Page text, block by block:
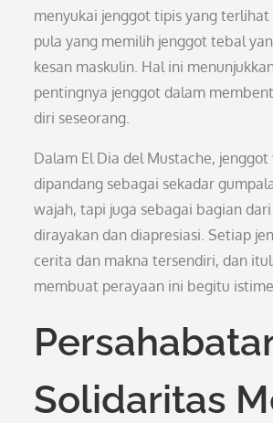
menyukai jenggot tipis yang terlihat
pula yang memilih jenggot tebal
kesan maskulin. Hal ini
pentingnya jenggot dalam
diri seseorang.
Dalam El Dia del Mustache,
dipandang sebagai sekadar
wajah, tapi juga sebagai bagian
dirayakan dan diapresiasi. Setiap
cerita dan makna tersendiri, dan
membuat perayaan ini begitu
Solidaritas